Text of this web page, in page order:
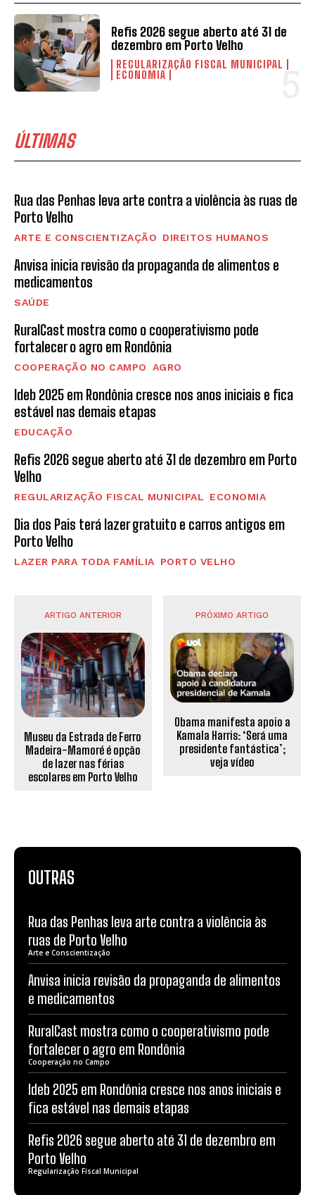
Refis 2026 segue aberto até 31 de
dezembro em Porto Velho
REGULARIZAÇÃO FISCAL MUNICIPAL
ECONOMIA
ÚLTIMAS
Rua das Penhas leva arte contra a violência às ruas de
Porto Velho
ARTE E CONSCIENTIZAÇÃO DIREITOS HUMANOS
Anvisa inicia revisão da propaganda de alimentos e
medicamentos
SAÚDE
RuralCast mostra como o cooperativismo pode
fortalecer o agro em Rondônia
COOPERAÇÃO NO CAMPO AGRO
Ideb 2025 em Rondônia cresce nos anos iniciais e fica
estável nas demais etapas
EDUCAÇÃO
Refis 2026 segue aberto até 31 de dezembro em Porto
Velho
REGULARIZAÇÃO FISCAL MUNICIPAL ECONOMIA
Dia dos Pais terá lazer gratuito e carros antigos em
Porto Velho
LAZER PARA TODA FAMÍLIA PORTO VELHO
ARTIGO ANTERIOR
Museu da Estrada de Ferro
Madeira-Mamoré é opção
de lazer nas férias
escolares em Porto Velho
PRÓXIMO ARTIGO
Obama manifesta apoio a
Kamala Harris: ‘Será uma
presidente fantástica’;
veja vídeo
OUTRAS
Rua das Penhas leva arte contra a violência às
ruas de Porto Velho
Arte e Conscientização
Anvisa inicia revisão da propaganda de alimentos
e medicamentos
RuralCast mostra como o cooperativismo pode
fortalecer o agro em Rondônia
Cooperação no Campo
Ideb 2025 em Rondônia cresce nos anos iniciais e
fica estável nas demais etapas
Refis 2026 segue aberto até 31 de dezembro em
Porto Velho
Regularização Fiscal Municipal